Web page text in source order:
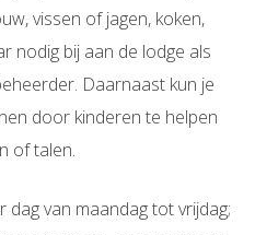
vissen of jagen, koken,
nodig bij aan de lodge als
Daarnaast kun je
door kinderen te helpen
of talen.
dag van maandag tot vrijdag;